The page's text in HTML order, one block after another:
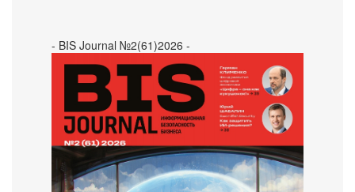
- BIS Journal №2(61)2026 -